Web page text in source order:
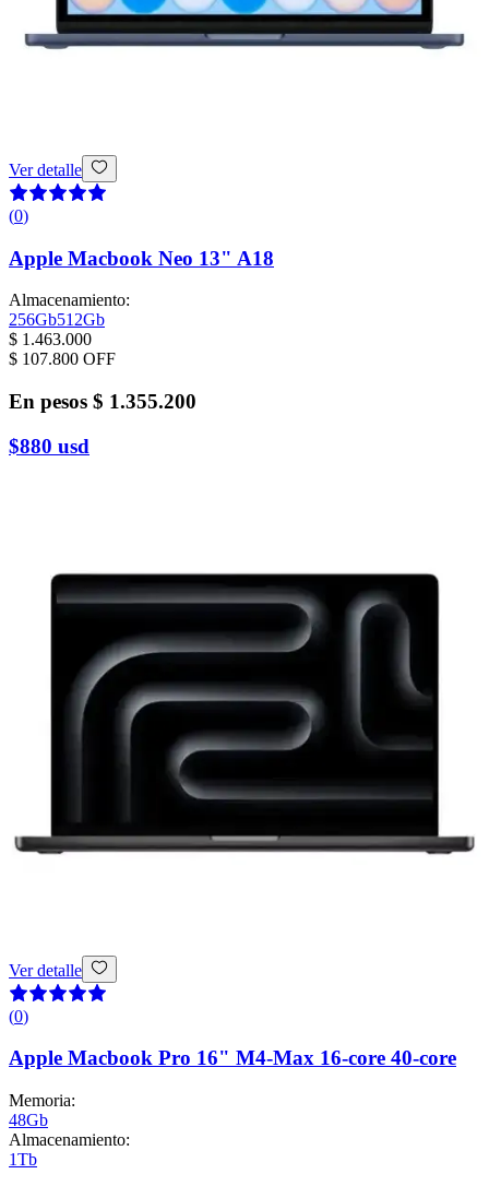
Ver detalle
(0)
Apple Macbook Neo 13" A18
Almacenamiento:
256Gb512Gb
$ 1.463.000
$ 107.800 OFF
En pesos $ 1.355.200
$880 usd
Ver detalle
(0)
Apple Macbook Pro 16" M4-Max 16-core 40-core
Memoria:
48Gb
Almacenamiento:
1Tb